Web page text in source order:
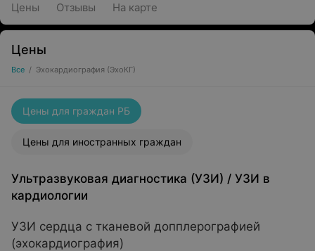
Цены Отзывы На карте
Цены
Все / Эхокардиография (ЭхоКГ)
Цены для граждан РБ
Цены для иностранных граждан
Ультразвуковая диагностика (УЗИ) / УЗИ в
кардиологии
УЗИ сердца с тканевой допплерографией
(эхокардиография)